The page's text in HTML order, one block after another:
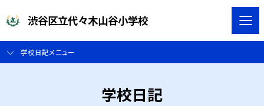
渋谷区立代々木山谷小学校
学校日記メニュー
学校日記